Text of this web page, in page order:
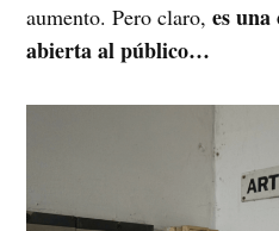
aumento. Pero claro,es
abierta al público…